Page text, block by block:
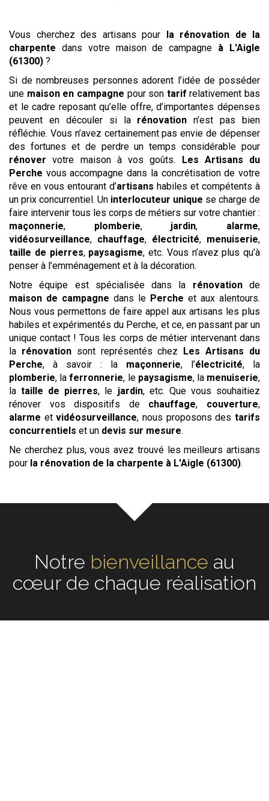
Vous cherchez des artisans pour la rénovation de la
charpente dans votre maison de campagne à L'Aigle
(61300) ?
Si de nombreuses personnes adorent l’idée de posséder
une maison en campagne pour son tarif relativement bas
et le cadre reposant qu’elle offre, d’importantes dépenses
peuvent en découler si la rénovation n’est pas bien
réfléchie. Vous n’avez certainement pas envie de dépenser
des fortunes et de perdre un temps considérable pour
rénovervotre maison à vos goûts. Les Artisans du
Perche vous accompagne dans la concrétisation de votre
rêve en vous entourant d’artisans habiles et compétents à
un prix concurrentiel. Un interlocuteur unique se charge de
faire intervenir tous les corps de métiers sur votre chantier :
maçonnerie, plomberie, jardin, alarme,
vidéosurveillance, chauffage, électricité, menuiserie,
taille de pierres, paysagisme, etc. Vous n’avez plus qu’à
penser à l’emménagement et à la décoration.
Notre équipe est spécialisée dans la rénovationde
maison de campagne dans le Perche et aux alentours.
Nous vous permettons de faire appel aux artisans les plus
habiles et expérimentés du Perche, et ce, en passant par un
unique contact ! Tous les corps de métier intervenant dans
la rénovation sont représentés chez Les Artisans du
Perche, à savoir : la maçonnerie, l’électricité, la
plomberie, laferronnerie, le paysagisme, la menuiserie,
lataille de pierres, le jardin, etc. Que vous souhaitiez
rénover vos dispositifs de chauffage, couverture,
alarme etvidéosurveillance, nous proposons destarifs
concurrentiels et un devis sur mesure.
Ne cherchez plus, vous avez trouvé les meilleurs artisans
pour la rénovation de la charpente à L'Aigle (61300).
Notreécouteau cœur de
chaque réalisation